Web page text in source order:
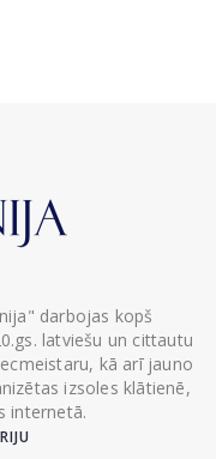
darbojas kopš
latviešu un cittautu
kā arī jauno
izsoles klātienē,
internetā.